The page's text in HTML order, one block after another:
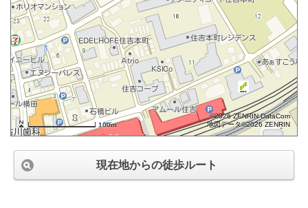
100m
©2026 ZENRIN DataCom
地図データ©2026 ZENRIN
現在地からの徒歩ルート